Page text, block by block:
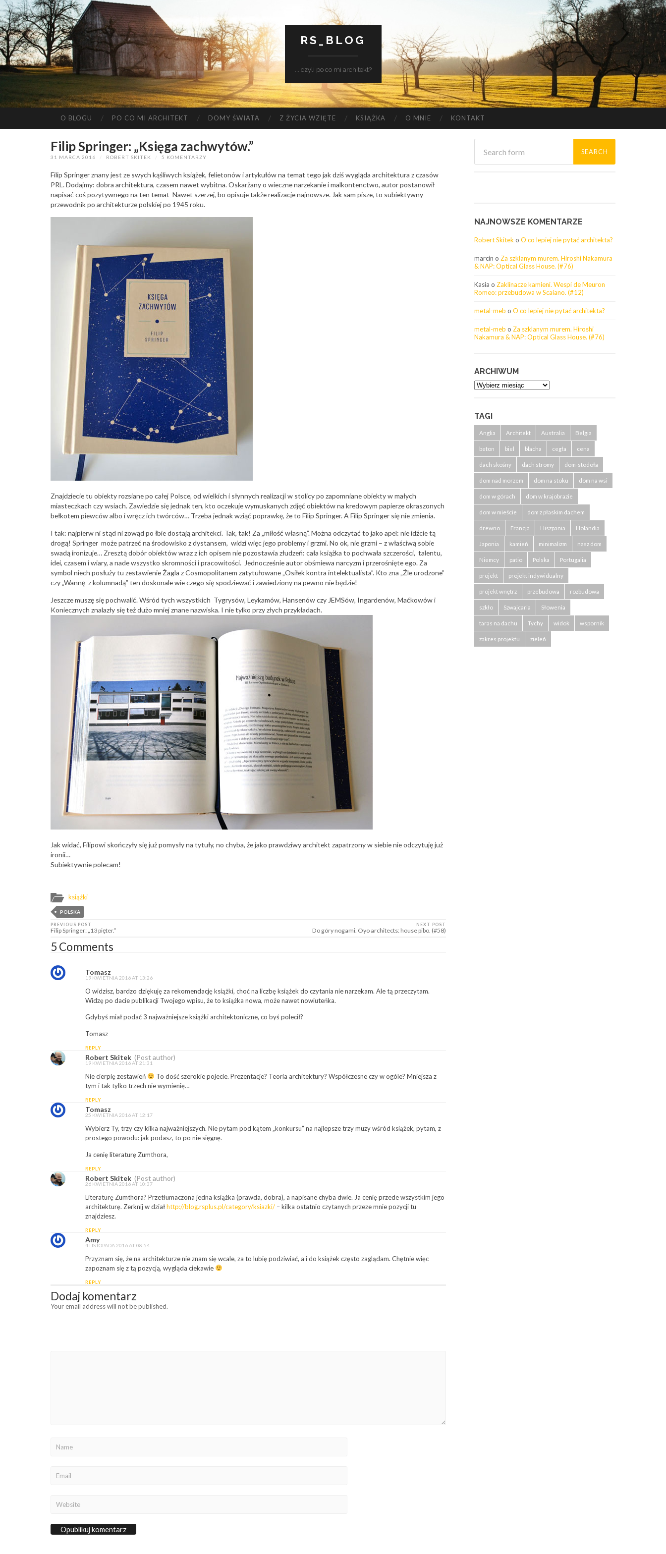
RS_BLOG
... czyli po co mi architekt?
O BLOGU PO CO MI ARCHITEKT DOMY ŚWIATA Z ŻYCIA WZIĘTE KSIĄŻKA O MNIE KONTAKT
Filip Springer: „Księga zachwytów.”
31 MARCA 2016 / ROBERT SKITEK / 5 KOMENTARZY
Filip Springer znany jest ze swych kąśliwych książek, felietonów i artykułów na temat tego jak dziś wygląda architektura z czasów
PRL. Dodajmy: dobra architektura, czasem nawet wybitna. Oskarżany o wieczne narzekanie i malkontenctwo, autor postanowił
napisać coś pozytywnego na ten temat Nawet szerzej, bo opisuje także realizacje najnowsze. Jak sam pisze, to subiektywny
przewodnik po architekturze polskiej po 1945 roku.
Znajdziecie tu obiekty rozsiane po całej Polsce, od wielkich i słynnych realizacji w stolicy po zapomniane obiekty w małych
miasteczkach czy wsiach. Zawiedzie się jednak ten, kto oczekuje wymuskanych zdjęć obiektów na kredowym papierze okraszonych
bełkotem piewców albo i wręcz ich twórców… Trzeba jednak wziąć poprawkę, że to Filip Springer. A Filip Springer się nie zmienia.
I tak: najpierw ni stąd ni zowąd po łbie dostają architekci. Tak, tak! Za „miłość własną”. Można odczytać to jako apel: nie idźcie tą
drogą! Springer może patrzeć na środowisko z dystansem, widzi więc jego problemy i grzmi. No ok, nie grzmi – z właściwą sobie
swadą ironizuje… Zresztą dobór obiektów wraz z ich opisem nie pozostawia złudzeń: cała książka to pochwała szczerości, talentu,
idei, czasem i wiary, a nade wszystko skromności i pracowitości. Jednocześnie autor obśmiewa narcyzm i przerośnięte ego. Za
symbol niech posłuży tu zestawienie Żagla z Cosmopolitanem zatytułowane „Osiłek kontra intelektualista”. Kto zna „Źle urodzone”
czy „Wannę z kolumnadą” ten doskonale wie czego się spodziewać i zawiedziony na pewno nie będzie!
Jeszcze muszę się pochwalić. Wśród tych wszystkich Tygrysów, Leykamów, Hansenów czy JEMSów, Ingardenów, Maćkowów i
Koniecznych znalazły się też dużo mniej znane nazwiska. I nie tylko przy złych przykładach.
Jak widać, Filipowi skończyły się już pomysły na tytuły, no chyba, że jako prawdziwy architekt zapatrzony w siebie nie odczytuję już
ironii…
Subiektywnie polecam!
książki
POLSKA
PREVIOUS POST
Filip Springer: „13 pięter.”
NEXT POST
Do góry nogami. Oyo architects: house pibo. (#58)
5 Comments
Tomasz
19 KWIETNIA 2016 AT 13:26
O widzisz, bardzo dziękuję za rekomendację książki, choć na liczbę książek do czytania nie narzekam. Ale tą przeczytam.
Widzę po dacie publikacji Twojego wpisu, że to książka nowa, może nawet nowiuteńka.
Gdybyś miał podać 3 najważniejsze książki architektoniczne, co byś polecił?
Tomasz
REPLY
Robert Skitek (Post author)
19 KWIETNIA 2016 AT 21:31
Nie cierpię zestawień
To dość szerokie pojecie. Prezentacje? Teoria architektury? Współczesne czy w ogóle? Mniejsza z
tym i tak tylko trzech nie wymienię…
REPLY
Tomasz
25 KWIETNIA 2016 AT 12:17
Wybierz Ty, trzy czy kilka najważniejszych. Nie pytam pod kątem „konkursu” na najlepsze trzy muzy wśród książek, pytam, z
prostego powodu: jak podasz, to po nie sięgnę.
Ja cenię literaturę Zumthora,
REPLY
Robert Skitek (Post author)
26 KWIETNIA 2016 AT 10:37
Literaturę Zumthora? Przetłumaczona jedna książka (prawda, dobra), a napisane chyba dwie. Ja cenię przede wszystkim jego
architekturę. Zerknij w działhttp://blog.rsplus.pl/category/ksiazki/ – kilka ostatnio czytanych przeze mnie pozycji tu
znajdziesz.
REPLY
Amy
4 LISTOPADA 2016 AT 08:54
Przyznam się, że na architekturze nie znam się wcale, za to lubię podziwiać, a i do książek często zaglądam. Chętnie więc
zapoznam się z tą pozycją, wygląda ciekawie
REPLY
Dodaj komentarz
Your email address will not be published.
NAJNOWSZE KOMENTARZE
Robert Skitek o O co lepiej nie pytać architekta?
marcin o Za szklanym murem. Hiroshi Nakamura
& NAP: Optical Glass House. (#76)
Kasia o Zaklinacze kamieni. Wespi de Meuron
Romeo: przebudowa w Scaiano. (#12)
metal-meb o O co lepiej nie pytać architekta?
metal-meb o Za szklanym murem. Hiroshi
Nakamura & NAP: Optical Glass House. (#76)
ARCHIWUM
Archiwum
TAGI
Anglia Architekt Australia Belgia
beton biel blacha cegła cena
dach skośny dach stromy dom-stodoła
dom nad morzem dom na stoku dom na wsi
dom w górach dom w krajobrazie
dom w mieście dom z płaskim dachem
drewno Francja Hiszpania Holandia
Japonia kamień minimalizm nasz dom
Niemcy patio Polska Portugalia
projekt projekt indywidualny
projekt wnętrz przebudowa rozbudowa
szkło Szwajcaria Słowenia
taras na dachu Tychy widok wspornik
zakres projektu zieleń